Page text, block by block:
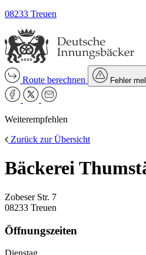
08233 Treuen
Route berechnen Fehler
Weiterempfehlen
Zurück zur Übersicht
Bäckerei
Zobeser Str. 7
08233 Treuen
Öffnungszeiten